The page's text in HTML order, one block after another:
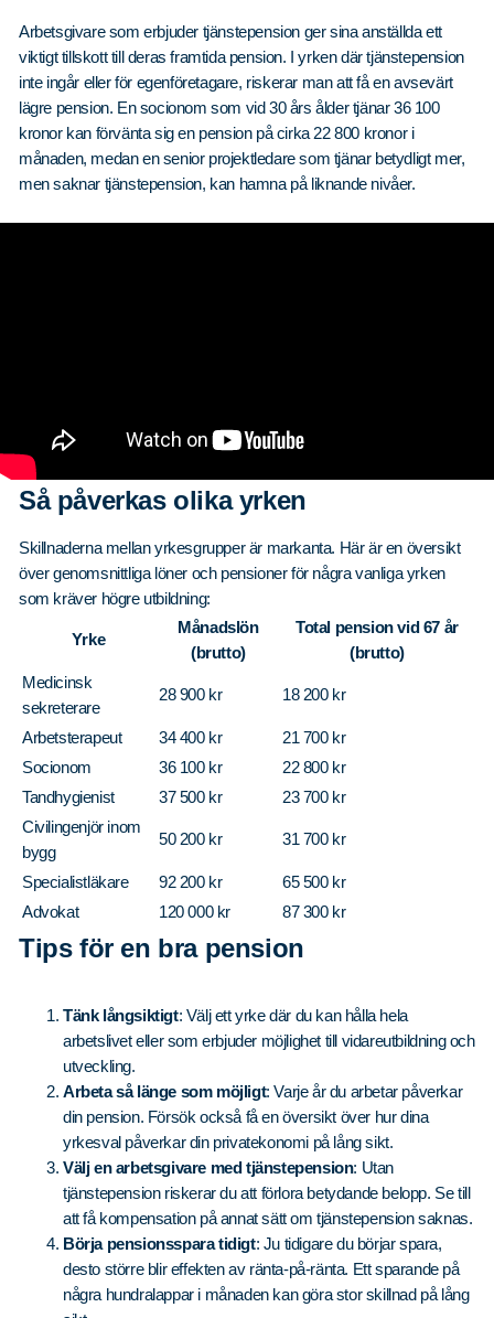
Arbetsgivare som erbjuder tjänstepension ger sina anställda ett
viktigt tillskott till deras framtida pension. I yrken där tjänstepension
inte ingår eller för egenföretagare, riskerar man att få en avsevärt
lägre pension. En socionom som vid 30 års ålder tjänar 36 100
kronor kan förvänta sig en pension på cirka 22 800 kronor i
månaden, medan en senior projektledare som tjänar betydligt mer,
men saknar tjänstepension, kan hamna på liknande nivåer.
Så påverkas olika yrken
Skillnaderna mellan yrkesgrupper är markanta. Här är en översikt
över genomsnittliga löner och pensioner för några vanliga yrken
som kräver högre utbildning:
Yrke
Månadslön
(brutto)
Total pension vid 67 år
(brutto)
Medicinsk
sekreterare
28 900 kr 18 200 kr
Arbetsterapeut 34 400 kr
21 700 kr
Socionom
36 100 kr
22 800 kr
Tandhygienist
37 500 kr
23 700 kr
Civilingenjör inom
bygg
50 200 kr 31 700 kr
Specialistläkare 92 200 kr
65 500 kr
Advokat
120 000 kr 87 300 kr
Tips för en bra pension
Tänk långsiktigt: Välj ett yrke där du kan hålla hela
arbetslivet eller som erbjuder möjlighet till vidareutbildning och
utveckling.
Arbeta så länge som möjligt: Varje år du arbetar påverkar
din pension. Försök också få en översikt över hur dina
yrkesval påverkar din privatekonomi på lång sikt.
Välj en arbetsgivare med tjänstepension: Utan
tjänstepension riskerar du att förlora betydande belopp. Se till
att få kompensation på annat sätt om tjänstepension saknas.
Börja pensionsspara tidigt: Ju tidigare du börjar spara,
desto större blir effekten av ränta-på-ränta. Ett sparande på
några hundralappar i månaden kan göra stor skillnad på lång